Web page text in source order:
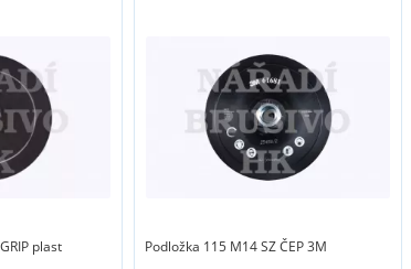
plast Podložka 115 M14 SZ ČEP 3M